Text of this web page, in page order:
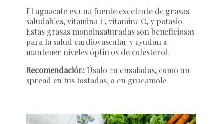
El aguacate es una fuente excelente de grasas
saludables, vitamina E, vitamina C, y potasio.
Estas grasas monoinsaturadas son beneficiosas
para la salud cardiovascular y ayudan a
mantener niveles óptimos de colesterol.
Recomendación:Úsalo en ensaladas, como un
spread en tus tostadas, o en guacamole.